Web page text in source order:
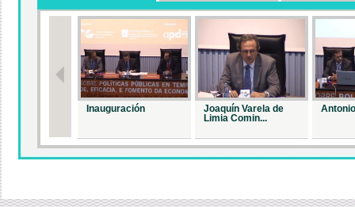
Inauguración
Joaquín Varela de
Limia Comin...